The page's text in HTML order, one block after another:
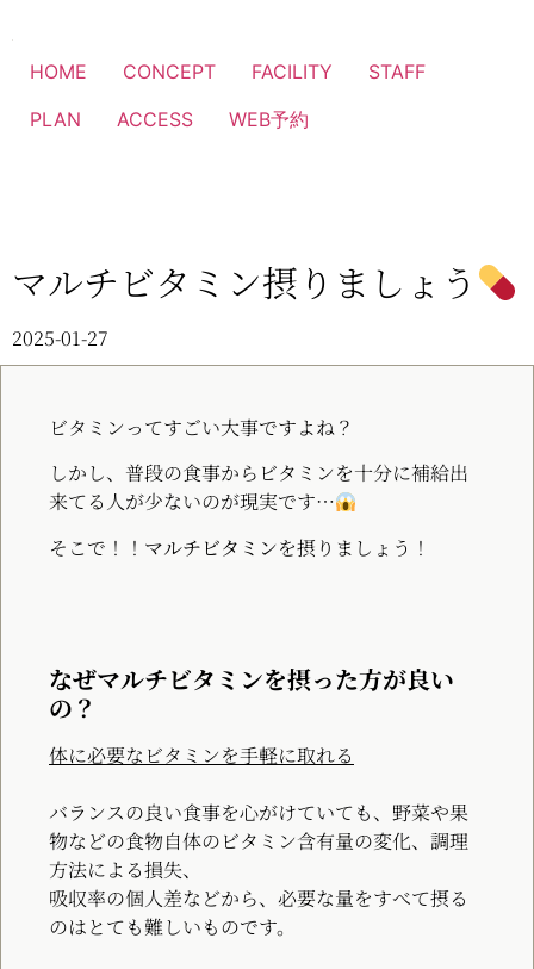
HOME CONCEPT FACILITY
STAFF
PLAN
ACCESS WEB予約
マルチビタミン摂りましょう
2025-01-27
ビタミンってすごい大事ですよね？
しかし、普段の食事からビタミンを十分に補給出
来てる人が少ないのが現実です…
そこで！！ マルチビタミンを摂りましょう！
なぜマルチビタミンを摂った方が良い
の？
体に必要なビタミンを手軽に取れる
バランスの良い食事を心がけていても、野菜や果
物などの食物自体のビタミン含有量の変化、調理
方法による損失、
吸収率の個人差などから、必要な量をすべて摂る
のはとても難しいものです。